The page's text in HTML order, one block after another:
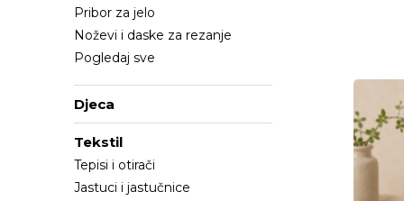
Pribor za jelo
Noževi i daske za rezanje
Pogledaj sve
Djeca
Tekstil
Tepisi i otirači
Jastuci i jastučnice